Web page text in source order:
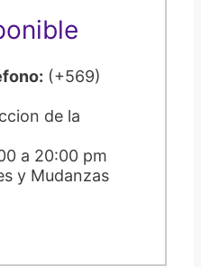
(+569)
de la
a 20:00 pm
y Mudanzas